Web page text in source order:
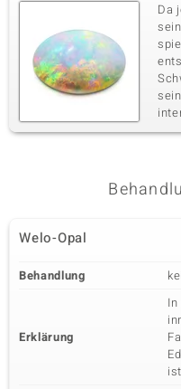
Da
Welo-Opal
Behandlung
Erklärung